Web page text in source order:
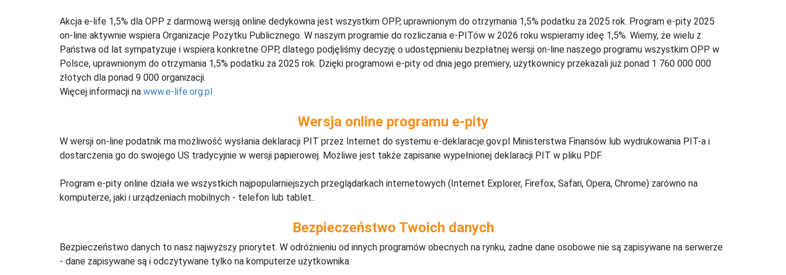
Akcja e-life 1,5% dla OPP z darmową wersją online dedykowna jest wszystkim OPP, uprawnionym do otrzymania 1,5% podatku za 2025 rok. Program e-pity 2025
on-line aktywnie wspiera Organizacje Pożytku Publicznego. W naszym programie do rozliczania e-PITów w 2026 roku wspieramy ideę 1,5%. Wiemy, że wielu z
Państwa od lat sympatyzuje i wspiera konkretne OPP, dlatego podjęliśmy decyzję o udostępnieniu bezpłatnej wersji on-line naszego programu wszystkim OPP w
Polsce, uprawnionym do otrzymania 1,5% podatku za 2025 rok. Dzięki programowi e-pity od dnia jego premiery, użytkownicy przekazali już ponad 1 760 000 000
złotych dla ponad 9 000 organizacji.
Więcej informacji na www.e-life.org.pl
Wersja online programu e-pity
W wersji on-line podatnik ma możliwość wysłania deklaracji PIT przez Internet do systemu e-deklaracje.gov.pl Ministerstwa Finansów lub wydrukowania PIT-a i
dostarczenia go do swojego US tradycyjnie w wersji papierowej. Możliwe jest także zapisanie wypełnionej deklaracji PIT w pliku PDF.
Program e-pity online działa we wszystkich najpopularniejszych przeglądarkach internetowych (Internet Explorer, Firefox, Safari, Opera, Chrome) zarówno na
komputerze, jaki i urządzeniach mobilnych - telefon lub tablet..
Bezpieczeństwo Twoich danych
Bezpieczeństwo danych to nasz najwyższy priorytet. W odróżnieniu od innych programów obecnych na rynku, żadne dane osobowe nie są zapisywane na serwerze
- dane zapisywane są i odczytywane tylko na komputerze użytkownika.